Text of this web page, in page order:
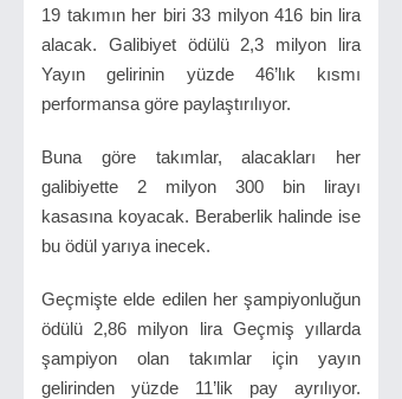
19 takımın her biri 33 milyon 416 bin lira
alacak. Galibiyet ödülü 2,3 milyon lira
Yayın gelirinin yüzde 46’lık kısmı
performansa göre paylaştırılıyor.
Buna göre takımlar, alacakları her
galibiyette 2 milyon 300 bin lirayı
kasasına koyacak. Beraberlik halinde ise
bu ödül yarıya inecek.
Geçmişte elde edilen her şampiyonluğun
ödülü 2,86 milyon lira Geçmiş yıllarda
şampiyon olan takımlar için yayın
gelirinden yüzde 11’lik pay ayrılıyor.